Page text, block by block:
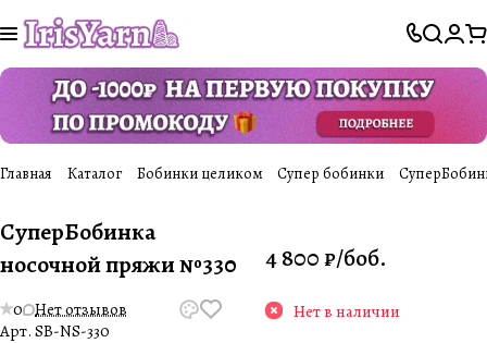
Главная Каталог Бобинки целиком Супер бобинки
СуперБобинка
носочной пряжи №330
0 Нет отзывов
Арт. SB-NS-330
4 800 ₽/боб.
Нет в наличии